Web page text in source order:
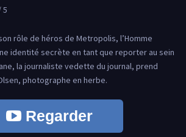
5
rôle de héros de Metropolis, l’Homme
identité secrète en tant que reporter au sein
la journaliste vedette du journal, prend
photographe en herbe.
Regarder